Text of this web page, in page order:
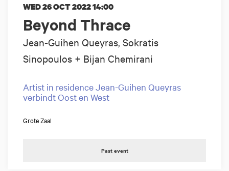
Beyond Thrace
Jean-Guihen Queyras, Sokratis
Sinopoulos + Bijan Chemirani
WED 26 OCT 202214:00
Artist in residence Jean-Guihen Queyras
verbindt Oost en West
Grote Zaal
Past event